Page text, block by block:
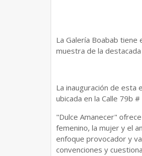
La Galería Boabab
muestra de la
La inauguración de esta
ubicada en la Calle 79b
"Dulce Amanecer"
femenino, la mujer y el
enfoque provocador y
convenciones y